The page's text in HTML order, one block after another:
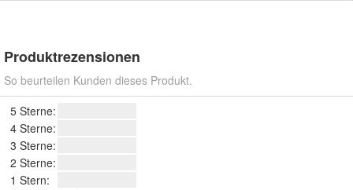
Produktrezensionen
So beurteilen Kunden dieses Produkt.
5 Sterne:
4 Sterne:
3 Sterne:
2 Sterne:
1 Stern: